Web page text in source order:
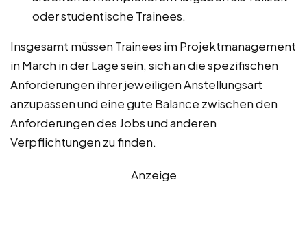
oder studentische Trainees.
Insgesamt müssen Trainees im Projektmanagement
in March in der Lage sein, sich an die spezifischen
Anforderungen ihrer jeweiligen Anstellungsart
anzupassen und eine gute Balance zwischen den
Anforderungen des Jobs und anderen
Verpflichtungen zu finden.
Anzeige